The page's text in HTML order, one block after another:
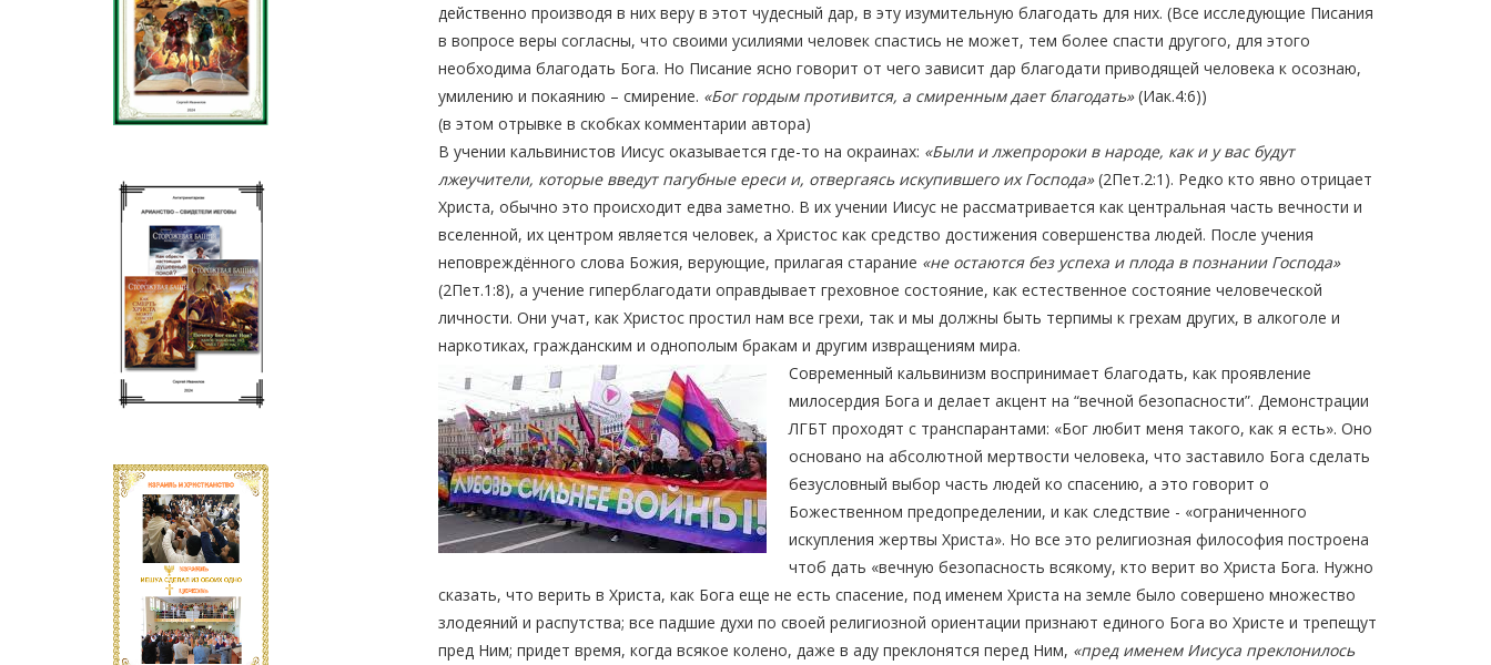
действенно производя в них веру в этот чудесный дар, в эту изумительную благодать для них. (Все исследующие Писания
в вопросе веры согласны, что своими усилиями человек спастись не может, тем более спасти другого, для этого
необходима благодать Бога. Но Писание ясно говорит от чего зависит дар благодати приводящей человека к осознаю,
умилению и покаянию – смирение. «Бог гордым противится, а смиренным дает благодать»(Иак.4:6))
(в этом отрывке в скобках комментарии автора)
В учении кальвинистов Иисус оказывается где-то на окраинах: «Были и лжепророки в народе, как и у вас будут
лжеучители, которые введут пагубные ереси и, отвергаясь искупившего их Господа»(2Пет.2:1). Редко кто явно отрицает
Христа, обычно это происходит едва заметно. В их учении Иисус не рассматривается как центральная часть вечности и
вселенной, их центром является человек, а Христос как средство достижения совершенства людей. После учения
неповреждённого слова Божия, верующие, прилагая старание «не остаются без успеха и плода в познании Господа»
(2Пет.1:8), а учение гиперблагодати оправдывает греховное состояние, как естественное состояние человеческой
личности. Они учат, как Христос простил нам все грехи, так и мы должны быть терпимы к грехам других, в алкоголе и
наркотиках, гражданским и однополым бракам и другим извращениям мира.
Современный кальвинизм воспринимает благодать, как проявление
милосердия Бога и делает акцент на “вечной безопасности”. Демонстрации
ЛГБТ проходят с транспарантами: «Бог любит меня такого, как я есть». Оно
основано на абсолютной мертвости человека, что заставило Бога сделать
безусловный выбор часть людей ко спасению, а это говорит о
Божественном предопределении, и как следствие - «ограниченного
искупления жертвы Христа». Но все это религиозная философия построена
чтоб дать «вечную безопасность всякому, кто верит во Христа Бога. Нужно
сказать, что верить в Христа, как Бога еще не есть спасение, под именем Христа на земле было совершено множество
злодеяний и распутства; все падшие духи по своей религиозной ориентации признают единого Бога во Христе и трепещут
пред Ним; придет время, когда всякое колено, даже в аду преклонятся перед Ним, «пред именем Иисуса преклонилось